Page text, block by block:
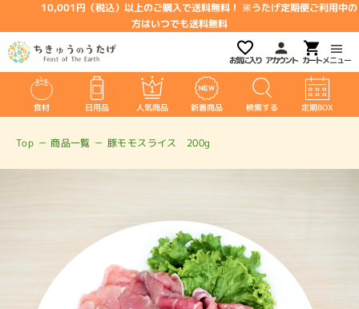
10,001円（税込）以上のご購入で送料無料！ ※うたげ定期便ご利用中の
方はいつでも送料無料
メニュー
アカウント
お気に入り
食材 日用品 人気商品 新着商品 検索する 定期BOX
Top － 商品一覧 － 豚モモスライス 200g